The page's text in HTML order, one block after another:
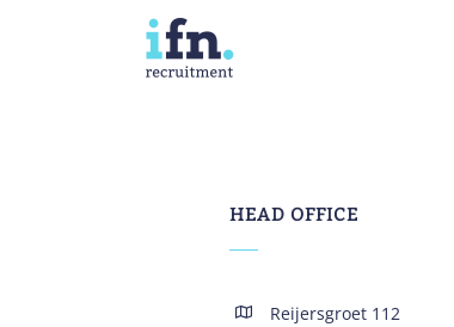
HEAD OFFICE
Reijersgroet 112